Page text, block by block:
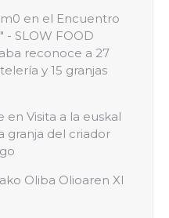
en el Encuentro
- SLOW FOOD
reconoce a 27
y 15 granjas
en Visita a la euskal
granja del criador
Oliba Olioaren XI